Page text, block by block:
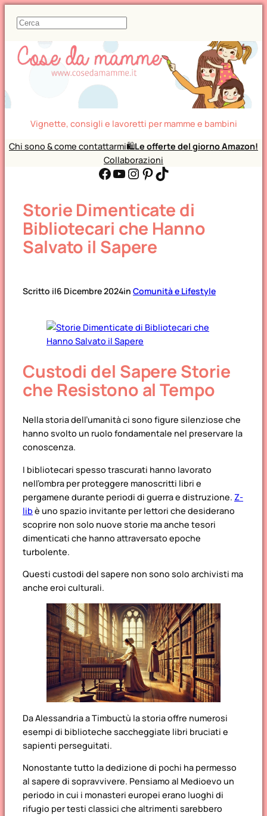
C
r
c
Vignette, consigli e lavoretti per mamme e bambini
Chi sono & come contattarmi🛍️Le offerte del giorno Amazon!
Collaborazioni
Facebook YouTube Instagram Pinterest TikTok
Storie Dimenticate di
Bibliotecari che Hanno
Salvato il Sapere
Scritto il6 Dicembre 2024in Comunità e Lifestyle
Custodi del Sapere Storie
che Resistono al Tempo
Nella storia dell’umanità ci sono figure silenziose che
hanno svolto un ruolo fondamentale nel preservare la
conoscenza.
I bibliotecari spesso trascurati hanno lavorato
nell’ombra per proteggere manoscritti libri e
pergamene durante periodi di guerra e distruzione. Z-
lib è uno spazio invitante per lettori che desiderano
scoprire non solo nuove storie ma anche tesori
dimenticati che hanno attraversato epoche
turbolente.
Questi custodi del sapere non sono solo archivisti ma
anche eroi culturali.
Da Alessandria a Timbuctù la storia offre numerosi
esempi di biblioteche saccheggiate libri bruciati e
sapienti perseguitati.
Nonostante tutto la dedizione di pochi ha permesso
al sapere di sopravvivere. Pensiamo al Medioevo un
periodo in cui i monasteri europei erano luoghi di
rifugio per testi classici che altrimenti sarebbero